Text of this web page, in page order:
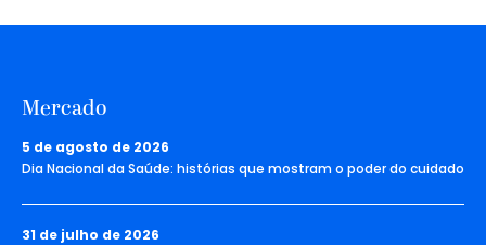
Mercado
5 de agosto de 2026
Dia Nacional da Saúde: histórias que mostram o poder do cuidado
31 de julho de 2026